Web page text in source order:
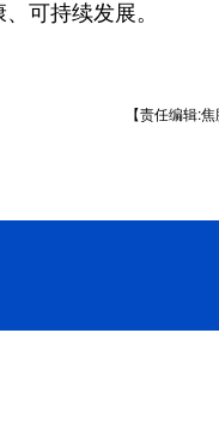
可持续发展。
【责任编辑:焦